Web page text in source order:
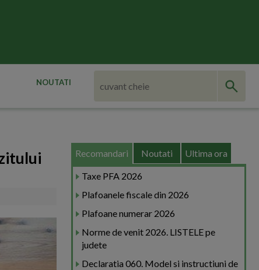
NOUTATI
Recomandari Noutati Ultima ora
Taxe PFA 2026
Plafoanele fiscale din 2026
Plafoane numerar 2026
Norme de venit 2026. LISTELE pe
judete
Declaratia 060. Model si instructiuni de